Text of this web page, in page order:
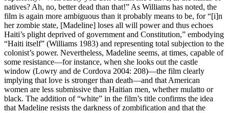
natives? Ah, no, better dead than that!” As Williams has noted, the
film is again more ambiguous than it probably means to be, for “[i]n
her zombie state, [Madeline] loses all will power and thus echoes
Haiti’s plight deprived of government and Constitution,” embodying
“Haiti itself” (Williams 1983) and representing total subjection to the
colonist’s power. Nevertheless, Madeline seems, at times, capable of
some resistance—for instance, when she looks out the castle
window (Lowry and de Cordova 2004: 208)—the film clearly
implying that love is stronger than death—and that American
women are less submissive than Haitian men, whether mulatto or
black. The addition of “white” in the film’s title confirms the idea
that Madeline resists the darkness of zombification and that the